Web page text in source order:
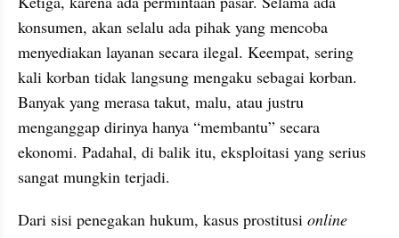
konsumen, akan selalu ada pihak yang mencoba
menyediakan layanan secara ilegal. Keempat, sering
kali korban tidak langsung mengaku sebagai korban.
Banyak yang merasa takut, malu, atau justru
menganggap dirinya hanya “membantu” secara
ekonomi. Padahal, di balik itu, eksploitasi yang serius
sangat mungkin terjadi.
Dari sisi penegakan hukum, kasus prostitusi online